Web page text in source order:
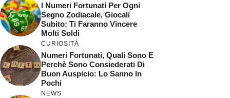
I Numeri Fortunati Per Ogni
Segno Zodiacale, Giocali
Subito: Ti Faranno Vincere
Molti Soldi
CURIOSITÀ
Numeri Fortunati, Quali Sono E
Perchè Sono Consiederati Di
Buon Auspicio: Lo Sanno In
Pochi
NEWS